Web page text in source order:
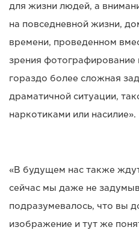
для жизни людей, а
на повседневной жизни,
времени, проведенном
зрения
гораздо более сложная
драматичной ситуации,
наркотиками или насилие».
«В будущем нас также
сейчас мы даже не
подразумевалось, что вы
изображение и тут же